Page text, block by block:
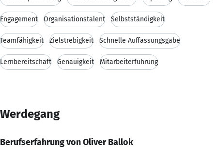
Engagement Organisationstalent Selbstständigkeit
Teamfähigkeit Zielstrebigkeit Schnelle Auffassungsgabe
Lernbereitschaft Genauigkeit Mitarbeiterführung
Werdegang
Berufserfahrung von Oliver Ballok